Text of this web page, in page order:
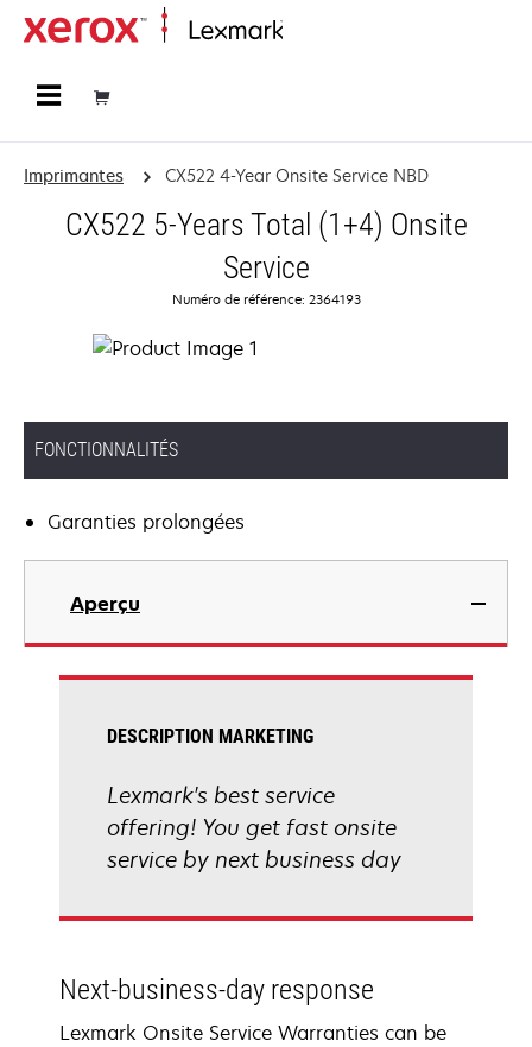
Imprimantes CX522 4-Year Onsite Service NBD
CX522 5-Years Total (1+4) Onsite
Service
Numéro de référence: 2364193
FONCTIONNALITÉS
Garanties prolongées
Aperçu
DESCRIPTION MARKETING
Lexmark's best service
offering! You get fast onsite
service by next business day
Next-business-day response
Lexmark Onsite Service Warranties can be